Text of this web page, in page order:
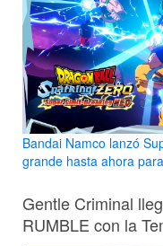
Bandai Namco lanzó
grande hasta ahora
Gentle Criminal
RUMBLE con la